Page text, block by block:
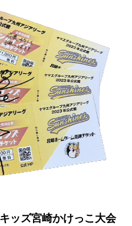
ッズ宮崎かけっこ大会